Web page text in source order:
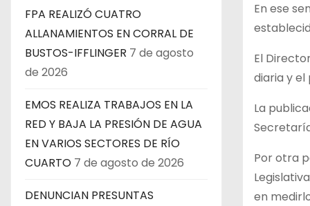
FPA REALIZÓ CUATRO
ALLANAMIENTOS EN CORRAL DE
BUSTOS-IFFLINGER 7 de agosto
de 2026
EMOS REALIZA TRABAJOS EN LA
RED Y BAJA LA PRESIÓN DE AGUA
EN VARIOS SECTORES DE RÍO
CUARTO 7 de agosto de 2026
DENUNCIAN PRESUNTAS
En ese
El
diaria y el
La
Por otra
en